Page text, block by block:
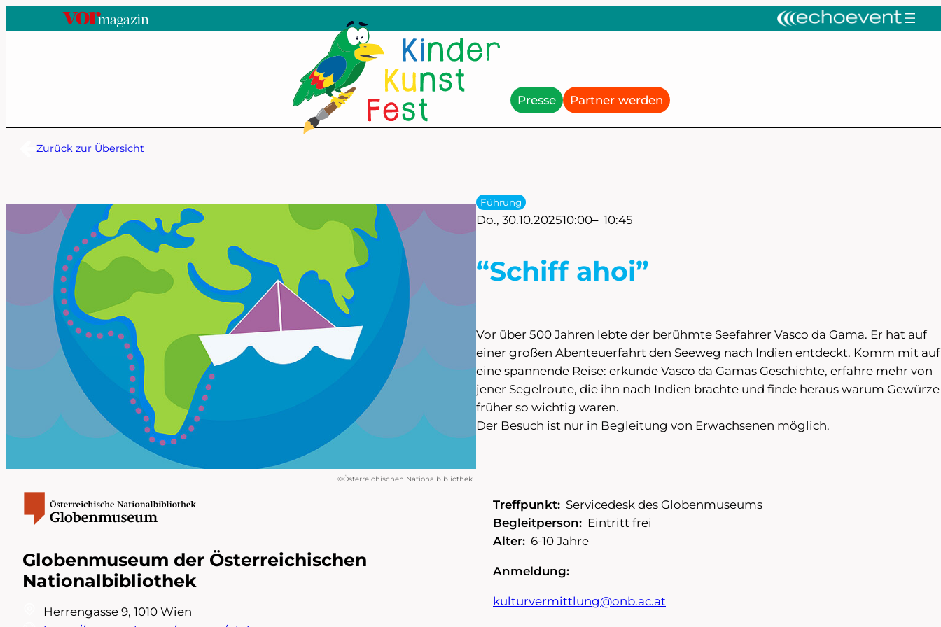
Inhalt
Presse Partner werden
Zurück zur Übersicht
©Österreichischen Nationalbibliothek
Führung
Do., 30.10.202510:00– 10:45
“Schiff ahoi”
Vor über 500 Jahren lebte der berühmte Seefahrer Vasco da Gama. Er hat auf
einer großen Abenteuerfahrt den Seeweg nach Indien entdeckt. Komm mit auf
eine spannende Reise: erkunde Vasco da Gamas Geschichte, erfahre mehr von
jener Segelroute, die ihn nach Indien brachte und finde heraus warum Gewürze
früher so wichtig waren.
Der Besuch ist nur in Begleitung von Erwachsenen möglich.
Globenmuseum der Österreichischen
Nationalbibliothek
Herrengasse 9, 1010 Wien
Treffpunkt: Servicedesk des Globenmuseums
Begleitperson: Eintritt frei
Alter: 6-10 Jahre
Anmeldung:
kulturvermittlung@onb.ac.at